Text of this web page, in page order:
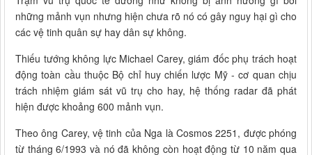
những mảnh vụn nhưng hiện chưa rõ nó có gây nguy hại gì cho
các vệ tinh quân sự hay dân sự không.
Thiếu tướng không lực Michael Carey, giám đốc phụ trách hoạt
động toàn cầu thuộc Bộ chỉ huy chiến lược Mỹ - cơ quan chịu
trách nhiệm giám sát vũ trụ cho hay, hệ thống radar đã phát
hiện được khoảng 600 mảnh vụn.
Theo ông Carey, vệ tinh của Nga là Cosmos 2251, được phóng
từ tháng 6/1993 và nó đã không còn hoạt động từ 10 năm qua